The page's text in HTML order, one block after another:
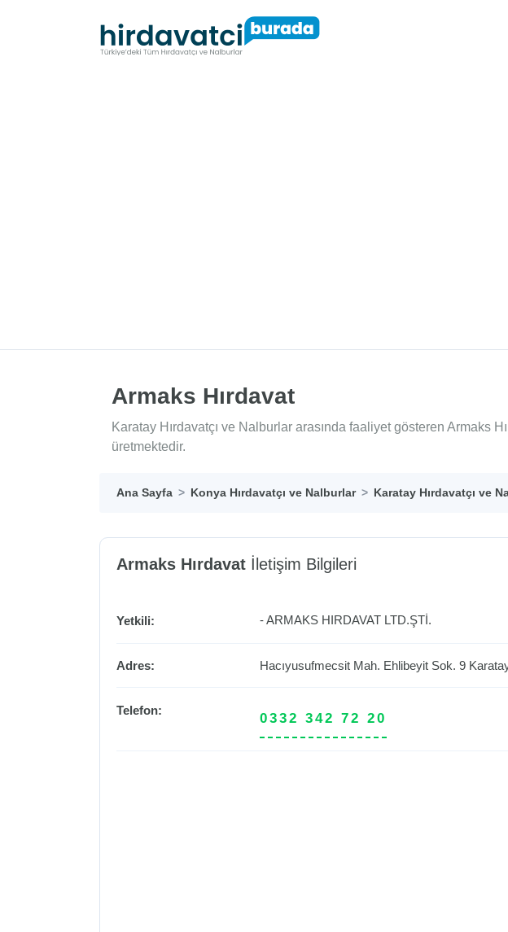
Armaks Hırdavat
Karatay Hırdavatçı ve Nalburlar arasında faaliyet gösteren Armaks
üretmektedir.
Ana Sayfa Konya Hırdavatçı ve Nalburlar Karatay Hırdavatçı ve
Armaks Hırdavat İletişim Bilgileri
Yetkili: - ARMAKS HIRDAVAT LTD.ŞTİ.
Adres: Hacıyusufmecsit Mah. Ehlibeyit Sok. 9
Telefon:
0332 342 72 20